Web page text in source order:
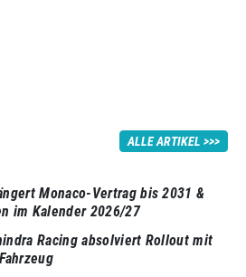
ALLE ARTIKEL
Monaco-Vertrag bis 2031 &
im Kalender 2026/27
Racing absolviert Rollout mit